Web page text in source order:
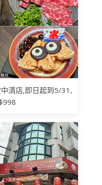
清店,即日起到5/31,